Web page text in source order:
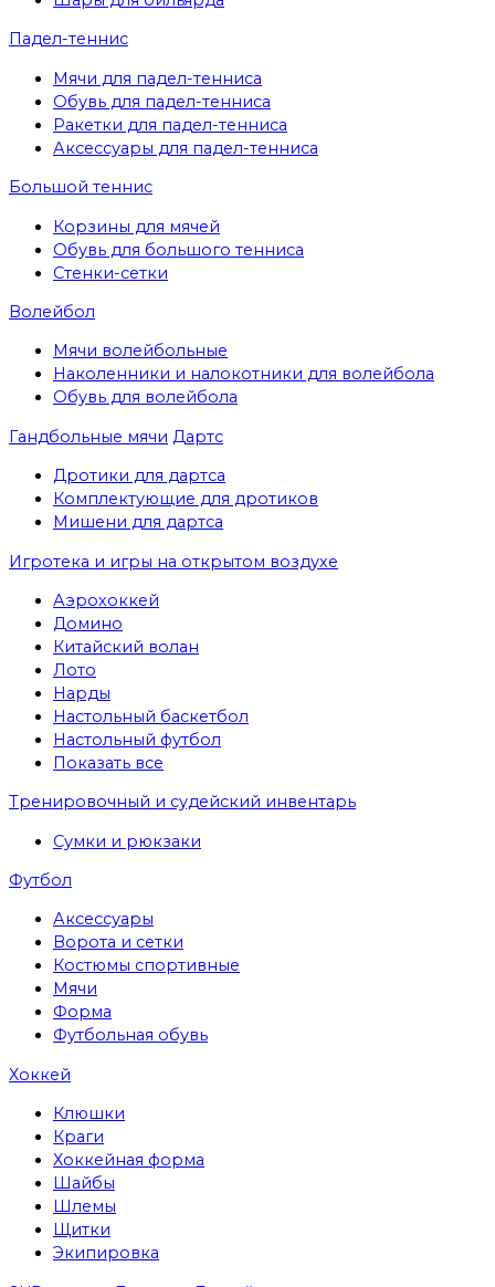
Падел-теннис
Мячи для падел-тенниса
Обувь для падел-тенниса
Ракетки для падел-тенниса
Аксессуары для падел-тенниса
Большой теннис
Корзины для мячей
Обувь для большого тенниса
Стенки-сетки
Волейбол
Мячи волейбольные
Наколенники и налокотники для волейбола
Обувь для волейбола
Гандбольные мячи Дартс
Дротики для дартса
Комплектующие для дротиков
Мишени для дартса
Игротека и игры на открытом воздухе
Аэрохоккей
Домино
Китайский волан
Лото
Нарды
Настольный баскетбол
Настольный футбол
Показать все
Тренировочный и судейский инвентарь
Сумки и рюкзаки
Футбол
Аксессуары
Ворота и сетки
Костюмы спортивные
Мячи
Форма
Футбольная обувь
Хоккей
Клюшки
Краги
Хоккейная форма
Шайбы
Шлемы
Щитки
Экипировка